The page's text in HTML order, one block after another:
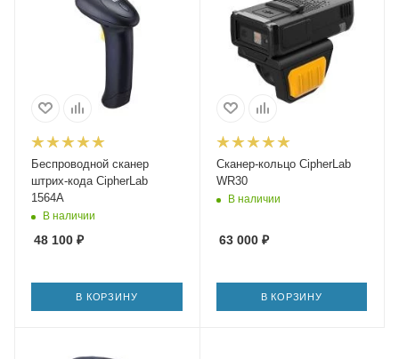
Беспроводной сканер
штрих-кода CipherLab
1564A
В наличии
48 100 ₽
В КОРЗИНУ
Сканер-кольцо CipherLab
WR30
В наличии
63 000₽
В КОРЗИНУ